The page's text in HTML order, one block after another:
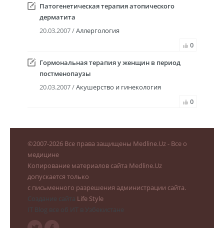
Патогенетическая терапия атопического
дерматита
20.03.2007 /Аллергология
0
Гормональная терапия у женщин в период
постменопаузы
20.03.2007 /Акушерство и гинекология
0
©2007-2026 Все права защищены Medline.Uz - Все о
медицине
Копирование материалов сайта Medline.Uz
допускается только
с письменного разрешения администрации сайта.
Создание сайта Life Style
IT Blog все об ИТ в Узбекистане